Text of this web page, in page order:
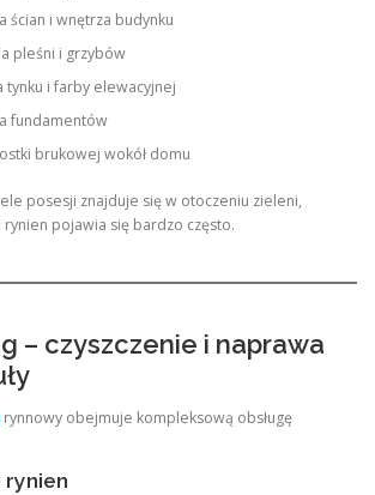
ścian i wnętrza budynku
pleśni i grzybów
tynku i farby elewacyjnej
fundamentów
brukowej wokół domu
posesji znajduje się w otoczeniu zieleni,
pojawia się bardzo często.
– czyszczenie i naprawa
rynnowy obejmuje kompleksową obsługę
rynien